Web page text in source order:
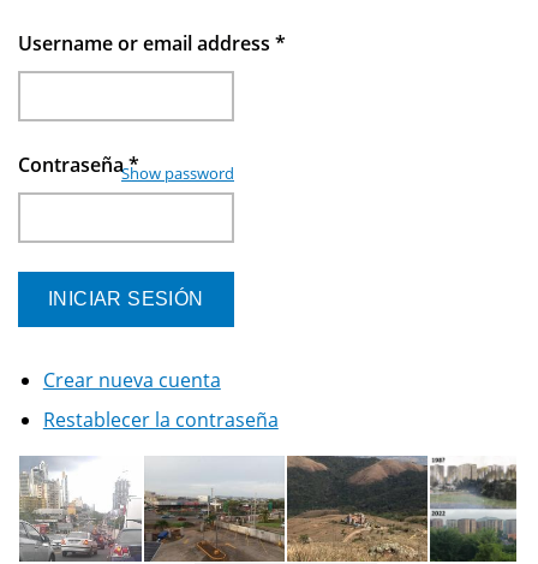
Username or email address *
Contraseña*
Show password
Crear nueva cuenta
Restablecer la contraseña